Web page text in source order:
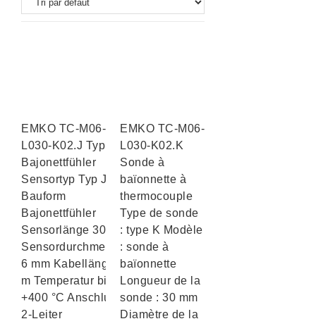
EMKO TC-M06-
L030-K02.J Typ J
Bajonettfühler
Sensortyp Typ J
Bauform
Bajonettfühler
Sensorlänge 30 mm
Sensordurchmesser
6 mm Kabellänge 2
m Temperatur bis
+400 °C Anschluss
2-Leiter
EMKO TC-M06-
L030-K02.K
Sonde à
baïonnette à
thermocouple
Type de sonde
: type K Modèle
: sonde à
baïonnette
Longueur de la
sonde : 30 mm
Diamètre de la